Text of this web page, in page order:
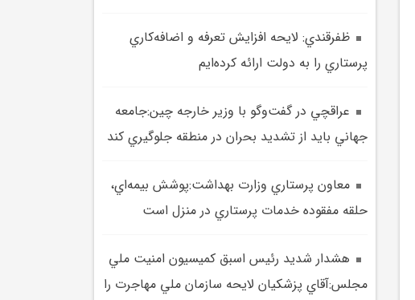
ظفرقندي: لايحه افزايش تعرفه و اضافه‌کاري
پرستاري را به دولت ارائه کرده‌ايم
عراقچي در گفت‌وگو با وزير خارجه چين:جامعه
جهاني بايد از تشديد بحران در منطقه جلوگيري کند
معاون پرستاري وزارت بهداشت:پوشش بيمه‌اي،
حلقه مفقوده خدمات پرستاري در منزل است
هشدار شديد رئيس اسبق کميسيون امنيت ملي
مجلس:آقاي پزشکيان لايحه سازمان ملي مهاجرت را